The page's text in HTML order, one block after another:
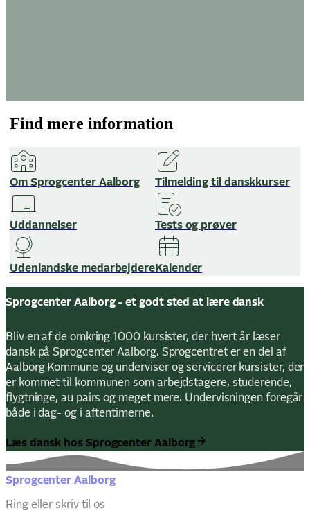
Find mere information
Om Sprogcenter Aalborg Tilmelding til danskkurser
Uddannelser Tests og prøver
Udenlandske medarbejdereKalender
Sprogcenter Aalborg - et godt sted at lære dansk
Bliv en af de omkring 1000 kursister, der hvert år læser
dansk på Sprogcenter Aalborg. Sprogcentret er en del af
Aalborg Kommune og underviser og servicerer kursister, der
er kommet til kommunen som arbejdstagere, studerende,
flygtninge, au pairs og meget mere. Undervisningen foregår
både i dag- og i aftentimerne.
Læs dansk hos Sprogcenter Aalborg
Sprogcenter Aalborg
Ring eller skriv til os